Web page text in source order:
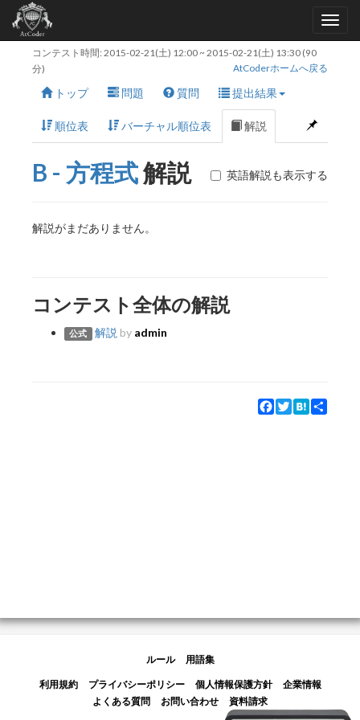
コンテスト時間: 2015-02-21(土) 12:00~ 2015-02-21(土) 13:30 (90
分)
AtCoderホームへ戻る
トップ 問題 質問 提出結果
順位表 バーチャル順位表 解説
B - 方程式解説 英語解説も表示する
解説がまだありません。
コンテスト全体の解説
公式 解説 by admin
Facebook
Twitter
Hatena
ルール 用語集
利用規約 プライバシーポリシー 個人情報保護方針
企業情報
よくある質問
お問い合わせ 資料請求